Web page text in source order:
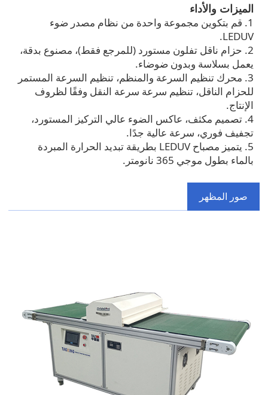
الميزات والأداء
1. قم بتكوين مجموعة واحدة من نظام مصدر ضوء
LEDUV.
2. حزام ناقل تفلون مستورد (للمرجع فقط)، مصنوع بدقة،
يعمل بسلاسة وبدون ضوضاء.
3. محرك تنظيم السرعة والمنظم، تنظيم السرعة المستمر
للحزام الناقل، تنظيم سرعة سرعة النقل وفقًا لظروف
الإنتاج.
4. تصميم مكثف، عاكس الضوء عالي التركيز المستورد،
تجفيف فوري، سرعة عالية جدًا.
5. يتميز مصباح LEDUV بطريقة تبديد الحرارة المبردة
بالماء بطول موجي 365 نانومتر.
صور المظهر